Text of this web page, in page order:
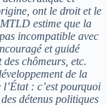
ont le droit et le
estime que la
incompatible avec
et guidé
des chômeurs, etc.
de la
: c’est pourquoi
détenus politiques